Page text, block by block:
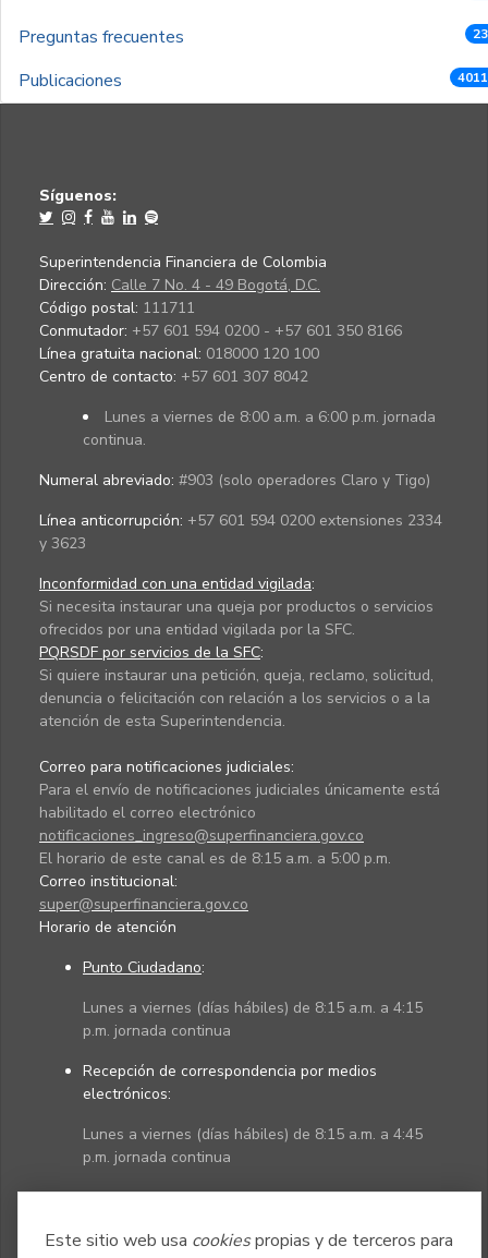
Este sitio web usa cookiespropias y de terceros para
Preguntas frecuentes
Publicaciones
Síguenos:
Superintendencia Financiera de Colombia
Dirección: Calle 7 No. 4 - 49 Bogotá, D.C.
Código postal: 111711
Conmutador: +57 601 594 0200 - +57 601 350 8166
Línea gratuita nacional: 018000 120 100
Centro de contacto: +57 601 307 8042
Lunes a viernes de 8:00 a.m. a 6:00 p.m. jornada
continua.
Numeral abreviado: #903 (solo operadores Claro y Tigo)
Línea anticorrupción: +57 601 594 0200 extensiones 2334
y 3623
Inconformidad con una entidad vigilada:
Si necesita instaurar una queja por productos o servicios
ofrecidos por una entidad vigilada por la SFC.
PQRSDF por servicios de la SFC:
Si quiere instaurar una petición, queja, reclamo, solicitud,
denuncia o felicitación con relación a los servicios o a la
atención de esta Superintendencia.
Correo para notificaciones judiciales:
Para el envío de notificaciones judiciales únicamente está
habilitado el correo electrónico
notificaciones_ingreso@superfinanciera.gov.co
El horario de este canal es de 8:15 a.m. a 5:00 p.m.
Correo institucional:
super@superfinanciera.gov.co
Horario de atención
Punto Ciudadano:
Lunes a viernes (días hábiles) de 8:15 a.m. a 4:15
p.m. jornada continua
Recepción de correspondencia por medios
electrónicos:
Lunes a viernes (días hábiles) de 8:15 a.m. a 4:45
p.m. jornada continua